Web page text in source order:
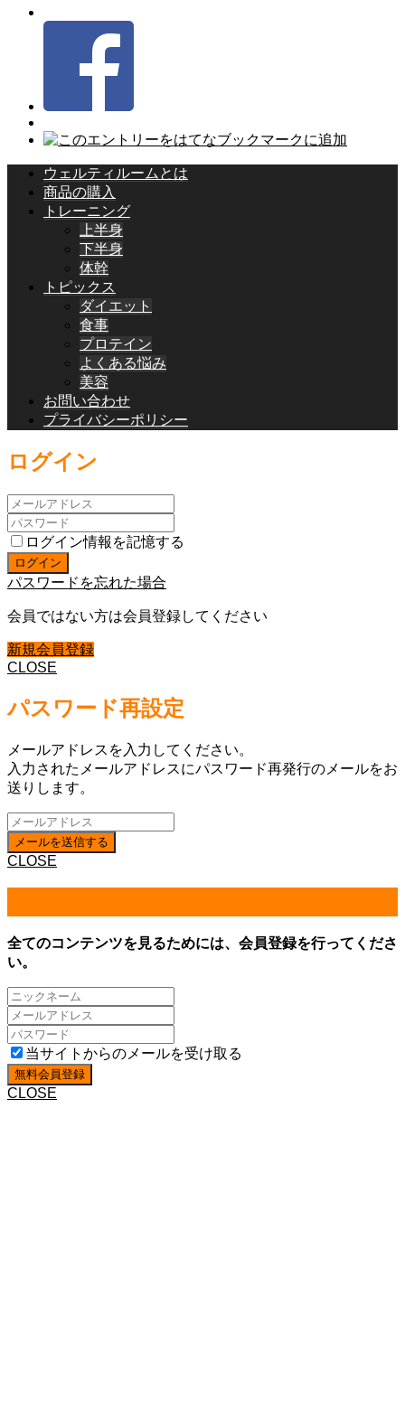
ウェルティルームとは
商品の購入
トレーニング
上半身
下半身
体幹
トピックス
ダイエット
食事
プロテイン
よくある悩み
美容
お問い合わせ
プライバシーポリシー
ログイン
ログイン情報を記憶する
パスワードを忘れた場合
会員ではない方は会員登録してください
新規会員登録
CLOSE
パスワード再設定
メールアドレスを入力してください。
入力されたメールアドレスにパスワード再発行のメールをお
送りします。
CLOSE
全てのコンテンツを見るためには、会員登録を行ってくださ
い。
当サイトからのメールを受け取る
CLOSE